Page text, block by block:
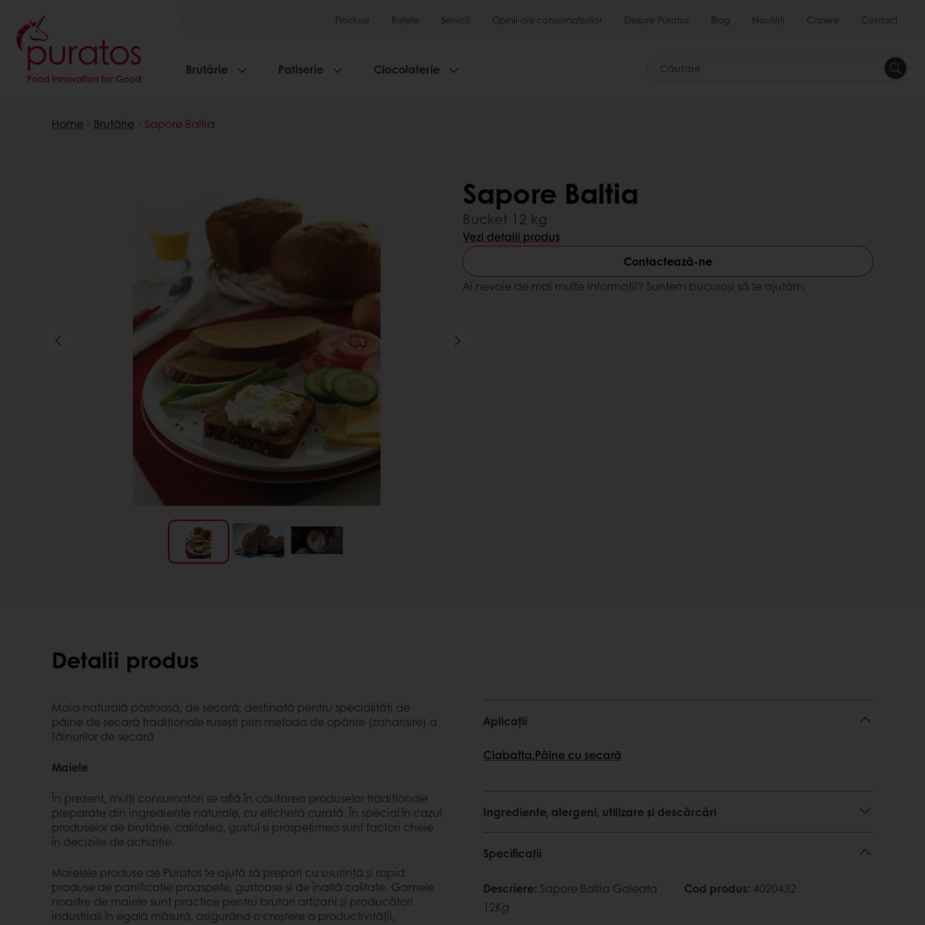
Produse Rețete Servicii Opinii ale consumatorilor Despre Puratos Blog Noutăți Cariere Contact
Brutărie Patiserie Ciocolaterie Căutare
Home Brutărie Sapore Baltia
Sapore Baltia
Bucket 12 kg
Vezi detalii produs
Contactează-ne
Ai nevoie de mai multe informații? Suntem bucuroși să te ajutăm.
Detalii produs
Maia naturală păstoasă, de secară, destinată pentru specialități de
pâine de secară tradiționale rusești prin metoda de opărire (zaharisire) a
făinurilor de secară
Maiele
În prezent, mulți consumatori se află în căutarea produselor tradiționale
preparate din ingrediente naturale, cu etichetă curată. În special în cazul
produselor de brutărie, calitatea, gustul și prospețimea sunt factori cheie
în deciziile de achiziție.
Maielele produse de Puratos te ajută să prepari cu ușurință și rapid
produse de panificație proaspete, gustoase și de înaltă calitate. Gamele
noastre de maiele sunt practice pentru brutari artizani și producători
industriali în egală măsură, asigurând o creștere a productivității,
Aplicații
Ciabatta,Pâine cu secară
Ingrediente, alergeni, utilizare și descărcări
Specificații
Descriere: Sapore Baltia Galeata
12Kg
Cod produs: 4020432